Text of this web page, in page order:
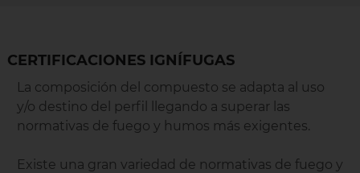
CERTIFICACIONES IGNÍFUGAS
La composición del compuesto se adapta al uso
y/o destino del perfil llegando a superar las
normativas de fuego y humos más exigentes.
Existe una gran variedad de normativas de fuego y